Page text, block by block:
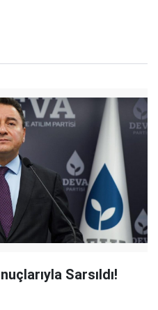
Sarsıldı!